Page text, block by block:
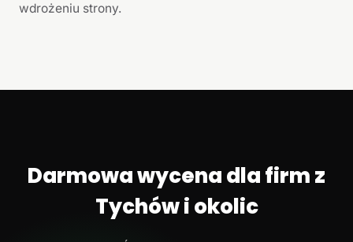
wdrożeniu strony.
Darmowa wycena dla firm z
Tychów i okolic